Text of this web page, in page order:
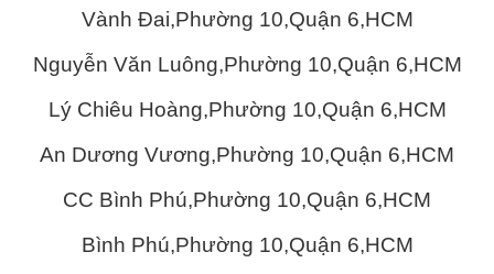
Vành Đai,Phường 10,Quận 6,HCM
Nguyễn Văn Luông,Phường 10,Quận 6,HCM
Lý Chiêu Hoàng,Phường 10,Quận 6,HCM
An Dương Vương,Phường 10,Quận 6,HCM
CC Bình Phú,Phường 10,Quận 6,HCM
Bình Phú,Phường 10,Quận 6,HCM